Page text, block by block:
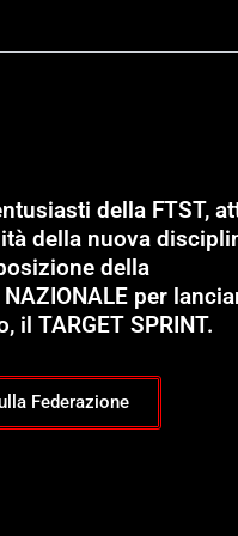
della FTST,
della nuova
della
NAZIONALE per
il TARGET SPRINT.
Federazione